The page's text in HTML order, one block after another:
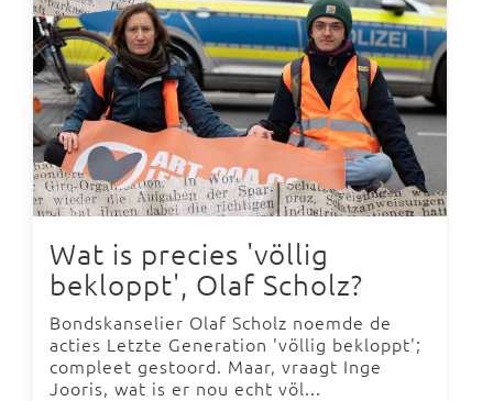
Wat is precies 'völlig
bekloppt', Olaf Scholz?
Bondskanselier Olaf Scholz noemde de
acties Letzte Generation 'völlig bekloppt';
compleet gestoord. Maar, vraagt Inge
Jooris, wat is er nou echt völ...